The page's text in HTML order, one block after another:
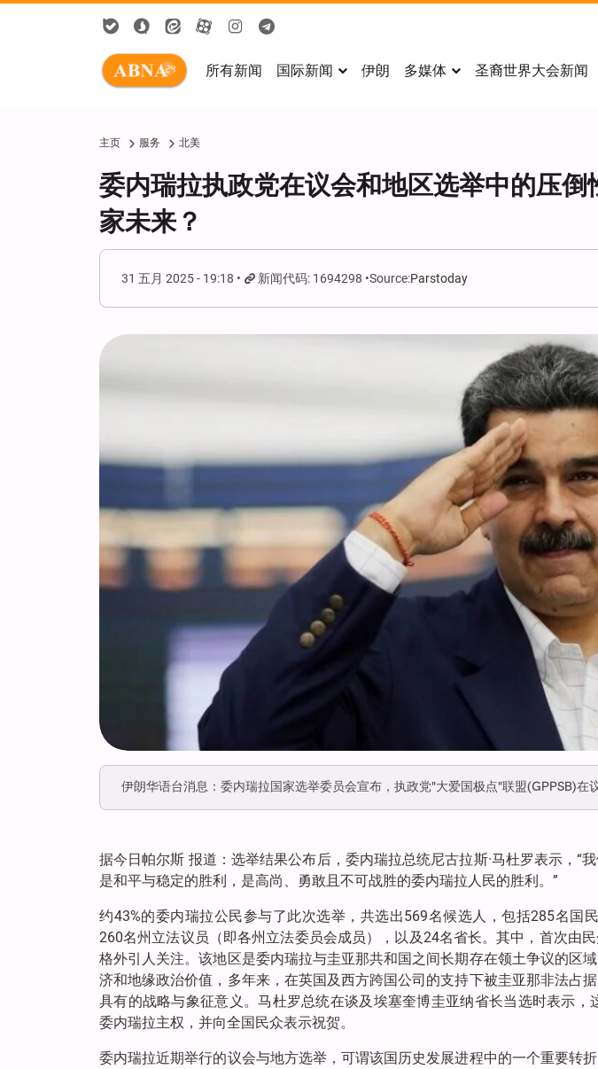
所有新闻 国际新闻 伊朗 多媒体 圣裔世界大会新闻
主页 服务 北美
委内瑞拉执政党在议会和地区选举中的压倒
家未来？
31 五月 2025 - 19:18 新闻代码: 1694298 Source:Parstoday
伊朗华语台消息：委内瑞拉国家选举委员会宣布，执政党"大爱国极点"联盟(GPPSB)在
据今日帕尔斯 报道：选举结果公布后，委内瑞拉总统尼古拉斯·马杜罗表示，“
是和平与稳定的胜利，是高尚、勇敢且不可战胜的委内瑞拉人民的胜利。”
约43%的委内瑞拉公民参与了此次选举，共选出569名候选人，包括285名国
260名州立法议员（即各州立法委员会成员），以及24名省长。其中，首次由
格外引人关注。该地区是委内瑞拉与圭亚那共和国之间长期存在领土争议的区
济和地缘政治价值，多年来，在英国及西方跨国公司的支持下被圭亚那非法占
具有的战略与象征意义。马杜罗总统在谈及埃塞奎博圭亚纳省长当选时表示，
委内瑞拉主权，并向全国民众表示祝贺。
委内瑞拉近期举行的议会与地方选举，可谓该国历史发展进程中的一个重要转